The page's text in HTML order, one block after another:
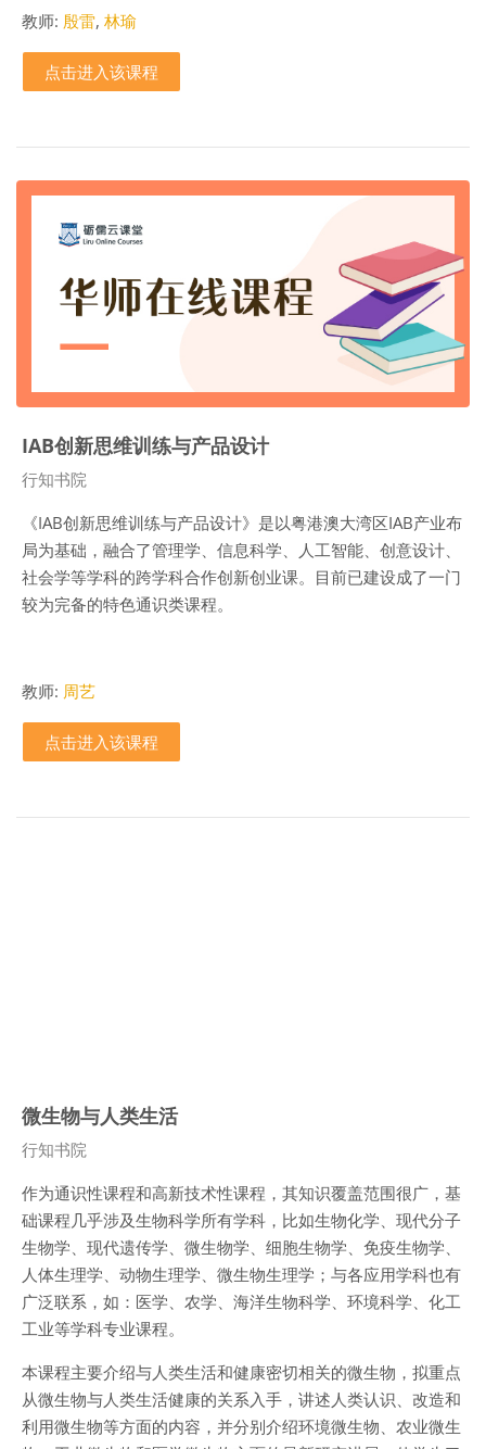
教师: 殷雷, 林瑜
点击进入该课程
IAB创新思维训练与产品设计
课程类别
行知书院
《IAB创新思维训练与产品设计》是以粤港澳大湾区IAB产业布
局为基础，融合了管理学、信息科学、人工智能、创意设计、
社会学等学科的跨学科合作创新创业课。目前已建设成了一门
较为完备的特色通识类课程。
教师: 周艺
点击进入该课程
微生物与人类生活
课程类别
行知书院
作为通识性课程和高新技术性课程，其知识覆盖范围很广，基
础课程几乎涉及生物科学所有学科，比如生物化学、现代分子
生物学、现代遗传学、微生物学、细胞生物学、免疫生物学、
人体生理学、动物生理学、微生物生理学；与各应用学科也有
广泛联系，如：医学、农学、海洋生物科学、环境科学、化工
工业等学科专业课程。
本课程主要介绍与人类生活和健康密切相关的微生物，拟重点
从微生物与人类生活健康的关系入手，讲述人类认识、改造和
利用微生物等方面的内容，并分别介绍环境微生物、农业微生